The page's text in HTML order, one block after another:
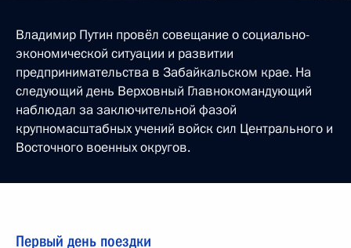
Владимир Путин провёл совещание о социально-
экономической ситуации и развитии
предпринимательства в Забайкальском крае. На
следующий день Верховный Главнокомандующий
наблюдал за заключительной фазой
крупномасштабных учений войск сил Центрального и
Восточного военных округов.
Первый день поездки